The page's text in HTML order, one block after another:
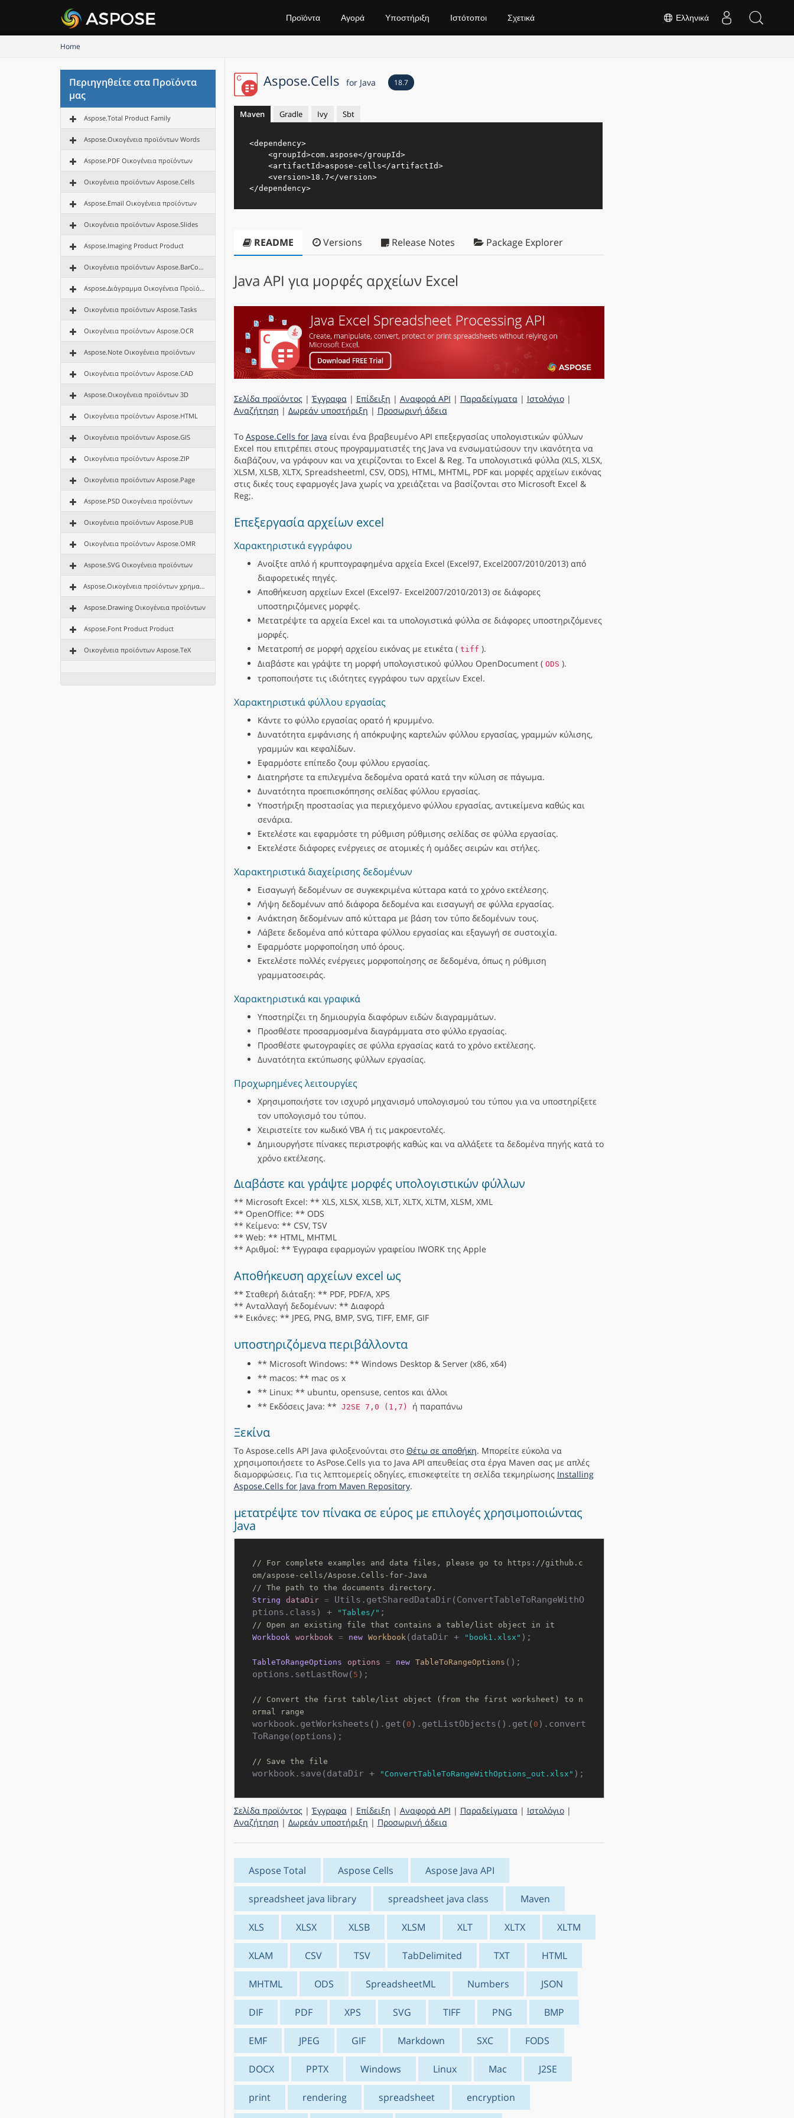
Ελληνικά
Προϊόντα Αγορά Υποστήριξη Ιστότοποι Σχετικά
Home
Περιηγηθείτε στα Προϊόντα
μας
Aspose.Total Product Family
Aspose.Οικογένεια προϊόντων Words
Aspose.PDF Οικογένεια προϊόντων
Οικογένεια προϊόντων Aspose.Cells
Aspose.Email Οικογένεια προϊόντων
Οικογένεια προϊόντων Aspose.Slides
Aspose.Imaging Product Product
Οικογένεια προϊόντων Aspose.BarCode
Aspose.Διάγραμμα Οικογένεια Προϊόντων
Οικογένεια προϊόντων Aspose.Tasks
Οικογένεια προϊόντων Aspose.OCR
Aspose.Note Οικογένεια προϊόντων
Οικογένεια προϊόντων Aspose.CAD
Aspose.Οικογένεια προϊόντων 3D
Οικογένεια προϊόντων Aspose.HTML
Οικογένεια προϊόντων Aspose.GIS
Οικογένεια προϊόντων Aspose.ZIP
Οικογένεια προϊόντων Aspose.Page
Aspose.PSD Οικογένεια προϊόντων
Οικογένεια προϊόντων Aspose.PUB
Οικογένεια προϊόντων Aspose.OMR
Aspose.SVG Οικογένεια προϊόντων
Aspose.Οικογένεια προϊόντων χρηματοδότησης
Aspose.Drawing Οικογένεια προϊόντων
Aspose.Font Product Product
Οικογένεια προϊόντων Aspose.TeX
Aspose.Cells for Java 18.7
Maven Gradle Ivy Sbt
<dependency>
<groupId>com.aspose</groupId>
<artifactId>aspose-cells</artifactId>
<version>18.7</version>
</dependency>
README Versions Release Notes Package Explorer
Java API για μορφές αρχείων Excel
Σελίδα προϊόντος |Έγγραφα | Επίδειξη | Αναφορά API | Παραδείγματα | Ιστολόγιο|
Αναζήτηση | Δωρεάν υποστήριξη | Προσωρινή άδεια
Το Aspose.Cells for Java είναι ένα βραβευμένο API επεξεργασίας υπολογιστικών φύλλων
Excel που επιτρέπει στους προγραμματιστές της Java να ενσωματώσουν την ικανότητα να
διαβάζουν, να γράφουν και να χειρίζονται το Excel & Reg. Τα υπολογιστικά φύλλα (XLS, XLSX,
XLSM, XLSB, XLTX, Spreadsheetml, CSV, ODS), HTML, MHTML, PDF και μορφές αρχείων εικόνας
στις δικές τους εφαρμογές Java χωρίς να χρειάζεται να βασίζονται στο Microsoft Excel &
Reg;.
Επεξεργασία αρχείων excel
Χαρακτηριστικά εγγράφου
Ανοίξτε απλό ή κρυπτογραφημένα αρχεία Excel (Excel97, Excel2007/2010/2013) από
διαφορετικές πηγές.
Αποθήκευση αρχείων Excel (Excel97- Excel2007/2010/2013) σε διάφορες
υποστηριζόμενες μορφές.
Μετατρέψτε τα αρχεία Excel και τα υπολογιστικά φύλλα σε διάφορες υποστηριζόμενες
μορφές.
Μετατροπή σε μορφή αρχείου εικόνας με ετικέτα ( tiff ).
Διαβάστε και γράψτε τη μορφή υπολογιστικού φύλλου OpenDocument ( ODS ).
τροποποιήστε τις ιδιότητες εγγράφου των αρχείων Excel.
Χαρακτηριστικά φύλλου εργασίας
Κάντε το φύλλο εργασίας ορατό ή κρυμμένο.
Δυνατότητα εμφάνισης ή απόκρυψης καρτελών φύλλου εργασίας, γραμμών κύλισης,
γραμμών και κεφαλίδων.
Εφαρμόστε επίπεδο ζουμ φύλλου εργασίας.
Διατηρήστε τα επιλεγμένα δεδομένα ορατά κατά την κύλιση σε πάγωμα.
Δυνατότητα προεπισκόπησης σελίδας φύλλου εργασίας.
Υποστήριξη προστασίας για περιεχόμενο φύλλου εργασίας, αντικείμενα καθώς και
σενάρια.
Εκτελέστε και εφαρμόστε τη ρύθμιση ρύθμισης σελίδας σε φύλλα εργασίας.
Εκτελέστε διάφορες ενέργειες σε ατομικές ή ομάδες σειρών και στήλες.
Χαρακτηριστικά διαχείρισης δεδομένων
Εισαγωγή δεδομένων σε συγκεκριμένα κύτταρα κατά το χρόνο εκτέλεσης.
Λήψη δεδομένων από διάφορα δεδομένα και εισαγωγή σε φύλλα εργασίας.
Ανάκτηση δεδομένων από κύτταρα με βάση τον τύπο δεδομένων τους.
Λάβετε δεδομένα από κύτταρα φύλλου εργασίας και εξαγωγή σε συστοιχία.
Εφαρμόστε μορφοποίηση υπό όρους.
Εκτελέστε πολλές ενέργειες μορφοποίησης σε δεδομένα, όπως η ρύθμιση
γραμματοσειράς.
Χαρακτηριστικά και γραφικά
Υποστηρίζει τη δημιουργία διαφόρων ειδών διαγραμμάτων.
Προσθέστε προσαρμοσμένα διαγράμματα στο φύλλο εργασίας.
Προσθέστε φωτογραφίες σε φύλλα εργασίας κατά το χρόνο εκτέλεσης.
Δυνατότητα εκτύπωσης φύλλων εργασίας.
Προχωρημένες λειτουργίες
Χρησιμοποιήστε τον ισχυρό μηχανισμό υπολογισμού του τύπου για να υποστηρίξετε
τον υπολογισμό του τύπου.
Χειριστείτε τον κωδικό VBA ή τις μακροεντολές.
Δημιουργήστε πίνακες περιστροφής καθώς και να αλλάξετε τα δεδομένα πηγής κατά το
χρόνο εκτέλεσης.
Διαβάστε και γράψτε μορφές υπολογιστικών φύλλων
** Microsoft Excel: ** XLS, XLSX, XLSB, XLT, XLTX, XLTM, XLSM, XML
** OpenOffice: ** ODS
** Κείμενο: ** CSV, TSV
** Web: ** HTML, MHTML
** Αριθμοί: ** Έγγραφα εφαρμογών γραφείου IWORK της Apple
Αποθήκευση αρχείων excel ως
** Σταθερή διάταξη: ** PDF, PDF/A, XPS
** Ανταλλαγή δεδομένων: ** Διαφορά
** Εικόνες: ** JPEG, PNG, BMP, SVG, TIFF, EMF, GIF
υποστηριζόμενα περιβάλλοντα
** Microsoft Windows: ** Windows Desktop & Server (x86, x64)
** macos: ** mac os x
** Linux: ** ubuntu, opensuse, centos και άλλοι
** Εκδόσεις Java: ** J2SE 7,0 (1,7) ή παραπάνω
Ξεκίνα
Το Aspose.cells API Java φιλοξενούνται στο Θέτω σε αποθήκη. Μπορείτε εύκολα να
χρησιμοποιήσετε το AsPose.Cells για το Java API απευθείας στα έργα Maven σας με απλές
διαμορφώσεις. Για τις λεπτομερείς οδηγίες, επισκεφτείτε τη σελίδα τεκμηρίωσης Installing
Aspose.Cells for Java from Maven Repository.
μετατρέψτε τον πίνακα σε εύρος με επιλογές χρησιμοποιώντας
Java
// For complete examples and data files, please go to https://github.c
om/aspose-cells/Aspose.Cells-for-Java
// The path to the documents directory.
String
dataDir =
Utils.getSharedDataDir(ConvertTableToRangeWithO
ptions.class) +
"Tables/"
// Open an existing file that contains a table/list object in it
Workbook
workbook = new Workbook (dataDir + "book1.xlsx" );
TableToRangeOptions options = new TableToRangeOptions ();
options.setLastRow( 5 );
// Convert the first table/list object (from the first worksheet) to n
ormal range
workbook.getWorksheets().get( 0 ).getListObjects().get( 0 ).convert
ToRange(options);
// Save the file
workbook.save(dataDir + "ConvertTableToRangeWithOptions_out.xlsx"
Σελίδα προϊόντος |Έγγραφα | Επίδειξη | Αναφορά API | Παραδείγματα | Ιστολόγιο|
Αναζήτηση | Δωρεάν υποστήριξη | Προσωρινή άδεια
Aspose Total Aspose Cells Aspose Java API
spreadsheet java library spreadsheet java class Maven
XLS XLSX XLSB XLSM XLT XLTX XLTM
XLAM CSV TSV TabDelimited TXT HTML
MHTML ODS SpreadsheetML Numbers JSON
DIF PDF XPS SVG TIFF PNG BMP
EMF JPEG GIF Markdown SXC FODS
DOCX PPTX Windows Linux Mac J2SE
print rendering spreadsheet encryption